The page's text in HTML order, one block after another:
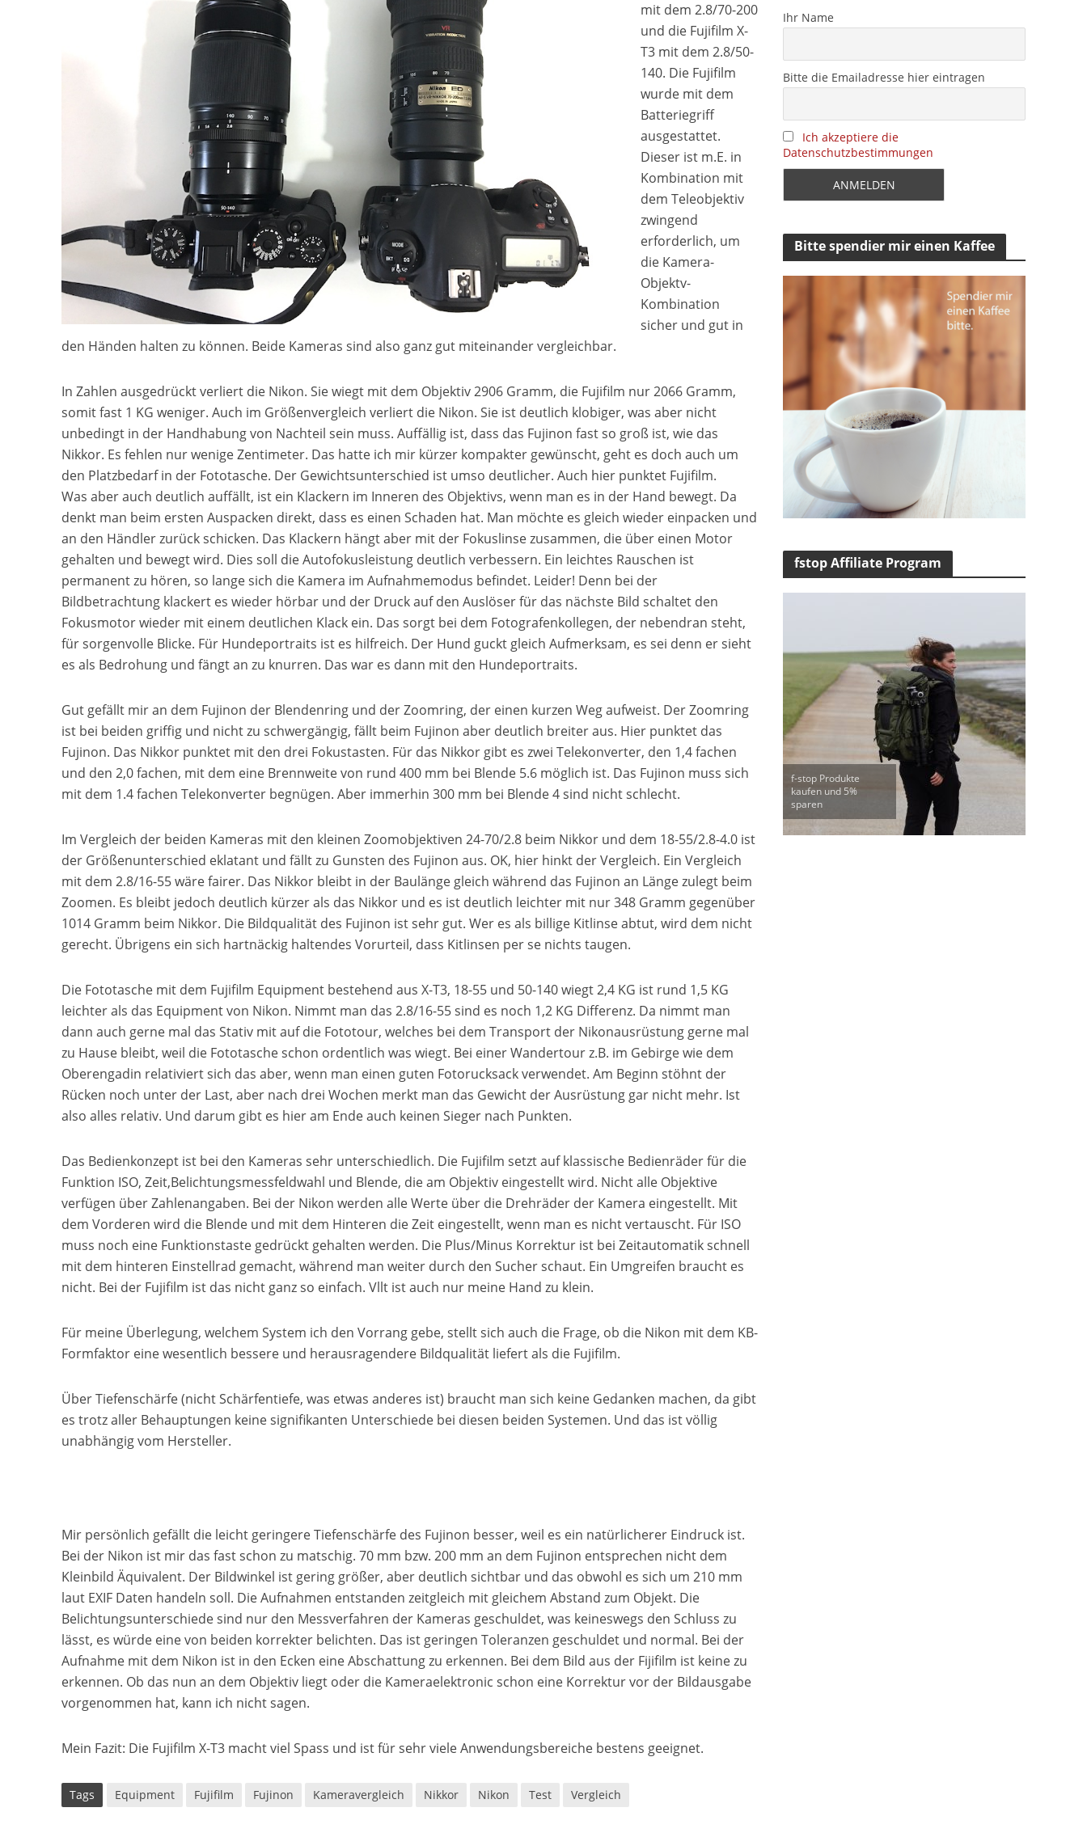
mit dem 2.8/70-200
und die Fujifilm X-
T3 mit dem 2.8/50-
140. Die Fujifilm
wurde mit dem
Batteriegriff
ausgestattet.
Dieser ist m.E. in
Kombination mit
dem Teleobjektiv
zwingend
erforderlich, um
die Kamera-
Objektv-
Kombination
sicher und gut in
den Händen halten zu können. Beide Kameras sind also ganz gut miteinander vergleichbar.
In Zahlen ausgedrückt verliert die Nikon. Sie wiegt mit dem Objektiv 2906 Gramm, die Fujifilm nur 2066 Gramm,
somit fast 1 KG weniger. Auch im Größenvergleich verliert die Nikon. Sie ist deutlich klobiger, was aber nicht
unbedingt in der Handhabung von Nachteil sein muss. Auffällig ist, dass das Fujinon fast so groß ist, wie das
Nikkor. Es fehlen nur wenige Zentimeter. Das hatte ich mir kürzer kompakter gewünscht, geht es doch auch um
den Platzbedarf in der Fototasche. Der Gewichtsunterschied ist umso deutlicher. Auch hier punktet Fujifilm.
Was aber auch deutlich auffällt, ist ein Klackern im Inneren des Objektivs, wenn man es in der Hand bewegt. Da
denkt man beim ersten Auspacken direkt, dass es einen Schaden hat. Man möchte es gleich wieder einpacken und
an den Händler zurück schicken. Das Klackern hängt aber mit der Fokuslinse zusammen, die über einen Motor
gehalten und bewegt wird. Dies soll die Autofokusleistung deutlich verbessern. Ein leichtes Rauschen ist
permanent zu hören, so lange sich die Kamera im Aufnahmemodus befindet. Leider! Denn bei der
Bildbetrachtung klackert es wieder hörbar und der Druck auf den Auslöser für das nächste Bild schaltet den
Fokusmotor wieder mit einem deutlichen Klack ein. Das sorgt bei dem Fotografenkollegen, der nebendran steht,
für sorgenvolle Blicke. Für Hundeportraits ist es hilfreich. Der Hund guckt gleich Aufmerksam, es sei denn er sieht
es als Bedrohung und fängt an zu knurren. Das war es dann mit den Hundeportraits.
Gut gefällt mir an dem Fujinon der Blendenring und der Zoomring, der einen kurzen Weg aufweist. Der Zoomring
ist bei beiden griffig und nicht zu schwergängig, fällt beim Fujinon aber deutlich breiter aus. Hier punktet das
Fujinon. Das Nikkor punktet mit den drei Fokustasten. Für das Nikkor gibt es zwei Telekonverter, den 1,4 fachen
und den 2,0 fachen, mit dem eine Brennweite von rund 400 mm bei Blende 5.6 möglich ist. Das Fujinon muss sich
mit dem 1.4 fachen Telekonverter begnügen. Aber immerhin 300 mm bei Blende 4 sind nicht schlecht.
Im Vergleich der beiden Kameras mit den kleinen Zoomobjektiven 24-70/2.8 beim Nikkor und dem 18-55/2.8-4.0 ist
der Größenunterschied eklatant und fällt zu Gunsten des Fujinon aus. OK, hier hinkt der Vergleich. Ein Vergleich
mit dem 2.8/16-55 wäre fairer. Das Nikkor bleibt in der Baulänge gleich während das Fujinon an Länge zulegt beim
Zoomen. Es bleibt jedoch deutlich kürzer als das Nikkor und es ist deutlich leichter mit nur 348 Gramm gegenüber
1014 Gramm beim Nikkor. Die Bildqualität des Fujinon ist sehr gut. Wer es als billige Kitlinse abtut, wird dem nicht
gerecht. Übrigens ein sich hartnäckig haltendes Vorurteil, dass Kitlinsen per se nichts taugen.
Die Fototasche mit dem Fujifilm Equipment bestehend aus X-T3, 18-55 und 50-140 wiegt 2,4 KG ist rund 1,5 KG
leichter als das Equipment von Nikon. Nimmt man das 2.8/16-55 sind es noch 1,2 KG Differenz. Da nimmt man
dann auch gerne mal das Stativ mit auf die Fototour, welches bei dem Transport der Nikonausrüstung gerne mal
zu Hause bleibt, weil die Fototasche schon ordentlich was wiegt. Bei einer Wandertour z.B. im Gebirge wie dem
Oberengadin relativiert sich das aber, wenn man einen guten Fotorucksack verwendet. Am Beginn stöhnt der
Rücken noch unter der Last, aber nach drei Wochen merkt man das Gewicht der Ausrüstung gar nicht mehr. Ist
also alles relativ. Und darum gibt es hier am Ende auch keinen Sieger nach Punkten.
Das Bedienkonzept ist bei den Kameras sehr unterschiedlich. Die Fujifilm setzt auf klassische Bedienräder für die
Funktion ISO, Zeit,Belichtungsmessfeldwahl und Blende, die am Objektiv eingestellt wird. Nicht alle Objektive
verfügen über Zahlenangaben. Bei der Nikon werden alle Werte über die Drehräder der Kamera eingestellt. Mit
dem Vorderen wird die Blende und mit dem Hinteren die Zeit eingestellt, wenn man es nicht vertauscht. Für ISO
muss noch eine Funktionstaste gedrückt gehalten werden. Die Plus/Minus Korrektur ist bei Zeitautomatik schnell
mit dem hinteren Einstellrad gemacht, während man weiter durch den Sucher schaut. Ein Umgreifen braucht es
nicht. Bei der Fujifilm ist das nicht ganz so einfach. Vllt ist auch nur meine Hand zu klein.
Für meine Überlegung, welchem System ich den Vorrang gebe, stellt sich auch die Frage, ob die Nikon mit dem KB-
Formfaktor eine wesentlich bessere und herausragendere Bildqualität liefert als die Fujifilm.
Über Tiefenschärfe (nicht Schärfentiefe, was etwas anderes ist) braucht man sich keine Gedanken machen, da gibt
es trotz aller Behauptungen keine signifikanten Unterschiede bei diesen beiden Systemen. Und das ist völlig
unabhängig vom Hersteller.
Mir persönlich gefällt die leicht geringere Tiefenschärfe des Fujinon besser, weil es ein natürlicherer Eindruck ist.
Bei der Nikon ist mir das fast schon zu matschig. 70 mm bzw. 200 mm an dem Fujinon entsprechen nicht dem
Kleinbild Äquivalent. Der Bildwinkel ist gering größer, aber deutlich sichtbar und das obwohl es sich um 210 mm
laut EXIF Daten handeln soll. Die Aufnahmen entstanden zeitgleich mit gleichem Abstand zum Objekt. Die
Belichtungsunterschiede sind nur den Messverfahren der Kameras geschuldet, was keineswegs den Schluss zu
lässt, es würde eine von beiden korrekter belichten. Das ist geringen Toleranzen geschuldet und normal. Bei der
Aufnahme mit dem Nikon ist in den Ecken eine Abschattung zu erkennen. Bei dem Bild aus der Fijifilm ist keine zu
erkennen. Ob das nun an dem Objektiv liegt oder die Kameraelektronic schon eine Korrektur vor der Bildausgabe
vorgenommen hat, kann ich nicht sagen.
Mein Fazit: Die Fujifilm X-T3 macht viel Spass und ist für sehr viele Anwendungsbereiche bestens geeignet.
Tags Equipment Fujifilm Fujinon Kameravergleich Nikkor Nikon Test Vergleich
Ihr Name
Bitte die Emailadresse hier eintragen
Ich akzeptiere die
Datenschutzbestimmungen
Bitte spendier mir einen Kaffee
fstop Affiliate Program
f-stop Produkte
kaufen und 5%
sparen